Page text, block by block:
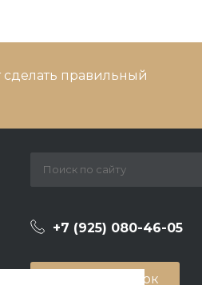
сделать правильный
+7 (925) 080-46-05
Заказать звонок